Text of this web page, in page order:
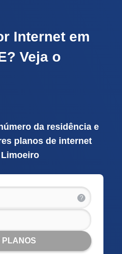
Internet em
Veja o
da residência e
planos de internet
Limoeiro
?
PLANOS